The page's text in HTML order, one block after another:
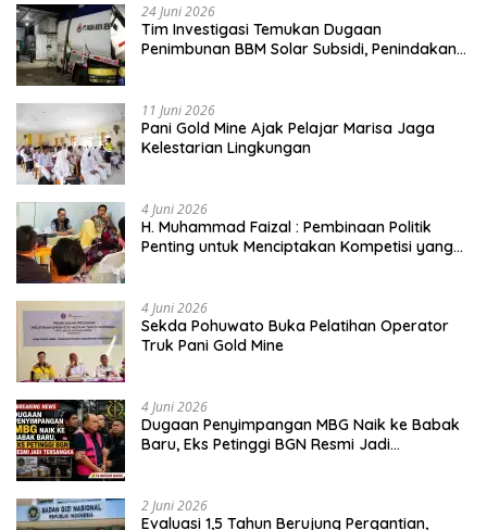
24 Juni 2026
Tim Investigasi Temukan Dugaan
Penimbunan BBM Solar Subsidi, Penindakan
11 Juni 2026
Pani Gold Mine Ajak Pelajar Marisa Jaga
Kelestarian Lingkungan
4 Juni 2026
H. Muhammad Faizal : Pembinaan Politik
Penting untuk Menciptakan Kompetisi yang
4 Juni 2026
Sekda Pohuwato Buka Pelatihan Operator
Truk Pani Gold Mine
4 Juni 2026
Dugaan Penyimpangan MBG Naik ke Babak
Baru, Eks Petinggi BGN Resmi Jadi
2 Juni 2026
Evaluasi 1,5 Tahun Berujung Pergantian,